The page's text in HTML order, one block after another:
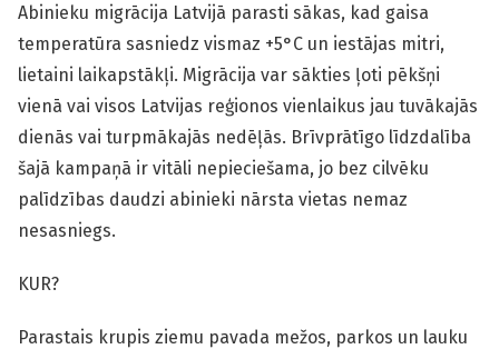
Abinieku migrācija Latvijā parasti sākas, kad gaisa
temperatūra sasniedz vismaz +5°C un iestājas mitri,
lietaini laikapstākļi. Migrācija var sākties ļoti pēkšņi
vienā vai visos Latvijas reģionos vienlaikus jau tuvākajās
dienās vai turpmākajās nedēļās. Brīvprātīgo līdzdalība
šajā kampaņā ir vitāli nepieciešama, jo bez cilvēku
palīdzības daudzi abinieki nārsta vietas nemaz
nesasniegs.
KUR?
Parastais krupis ziemu pavada mežos, parkos un lauku